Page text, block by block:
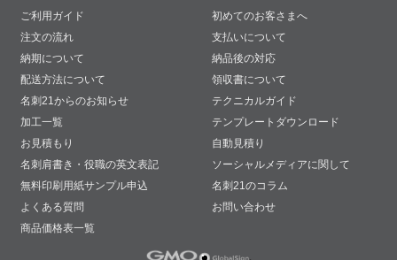
ご利用ガイド
初めてのお客さまへ
注文の流れ
支払いについて
納期について
納品後の対応
配送方法について
領収書について
名刺21からのお知らせ
テクニカルガイド
加工一覧
テンプレートダウンロード
お見積もり
自動見積り
名刺肩書き・役職の英文表記
ソーシャルメディアに関して
無料印刷用紙サンプル申込
名刺21のコラム
よくある質問
お問い合わせ
商品価格表一覧